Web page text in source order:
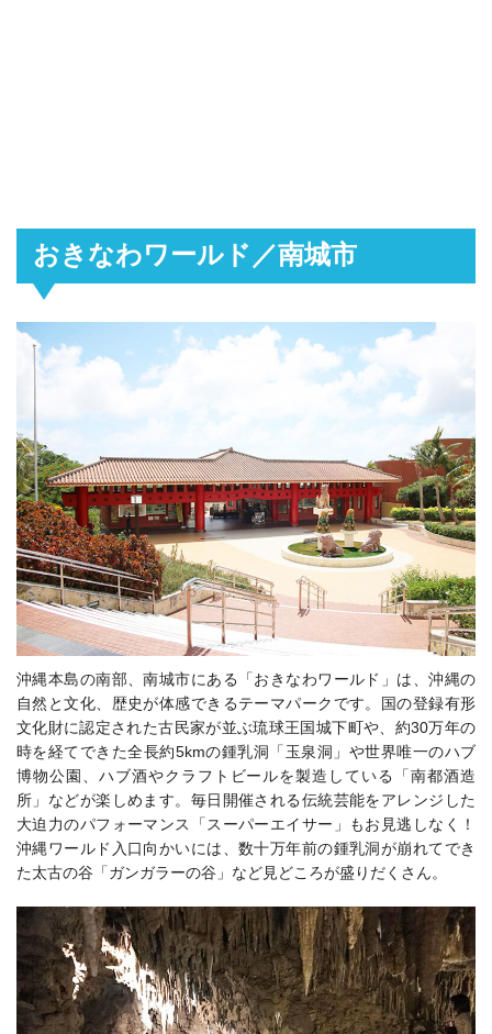
おきなわワールド／南城市
沖縄本島の南部、南城市にある「おきなわワールド」は、沖縄の
自然と文化、歴史が体感できるテーマパークです。国の登録有形
文化財に認定された古民家が並ぶ琉球王国城下町や、約30万年の
時を経てできた全長約5kmの鍾乳洞「玉泉洞」や世界唯一のハブ
博物公園、ハブ酒やクラフトビールを製造している「南都酒造
所」などが楽しめます。毎日開催される伝統芸能をアレンジした
大迫力のパフォーマンス「スーパーエイサー」もお見逃しなく！
沖縄ワールド入口向かいには、数十万年前の鍾乳洞が崩れてでき
た太古の谷「ガンガラーの谷」など見どころが盛りだくさん。